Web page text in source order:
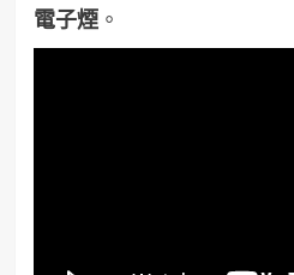
電子煙。